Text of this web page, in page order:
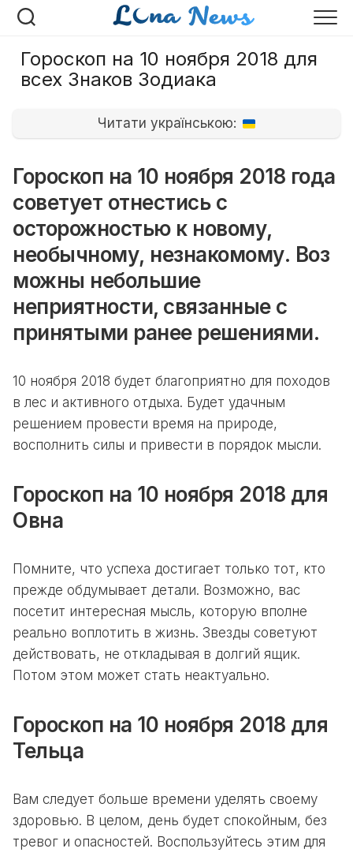
Перейти
Гороскоп на 10 ноября 2018 для
всех Знаков Зодиака
Читати українською:
Гороскоп на 10 ноября 2018 года
советует отнестись с
осторожностью к новому,
необычному, незнакомому. Воз
можны небольшие
неприятности, связанные с
принятыми ранее решениями.
10 ноября 2018 будет благоприятно для походов
в лес и активного отдыха. Будет удачным
решением провести время на природе,
восполнить силы и привести в порядок мысли.
Гороскоп на 10 ноября 2018 для
Овна
Помните, что успеха достигает только тот, кто
прежде обдумывает детали. Возможно, вас
посетит интересная мысль, которую вполне
реально воплотить в жизнь. Звезды советуют
действовать, не откладывая в долгий ящик.
Потом этом может стать неактуально.
Гороскоп на 10 ноября 2018 для
Тельца
Вам следует больше времени уделять своему
здоровью. В целом, день будет спокойным, без
тревог и опасностей. Воспользуйтесь этим для